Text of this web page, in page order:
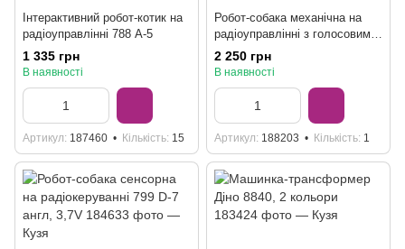
Інтерактивний робот-котик на
радіоуправлінні 788 A-5
1 335 грн
В наявності
Артикул 187460 Кількість 15
Робот-собака механічна на
радіоуправлінні з голосовими
командами 8021, 3,7V
2 250 грн
В наявності
Артикул 188203 Кількість 1